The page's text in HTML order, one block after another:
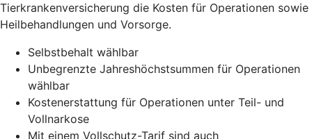
Tierkrankenversicherung die Kosten für Operationen sowie
Heilbehandlungen und Vorsorge.
Selbstbehalt wählbar
Unbegrenzte Jahreshöchstsummen für Operationen
wählbar
Kostenerstattung für Operationen unter Teil- und
Vollnarkose
Mit einem Vollschutz-Tarif sind auch